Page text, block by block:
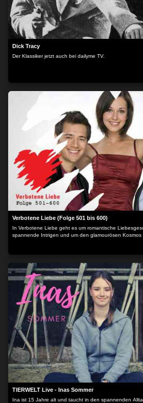
Dick Tracy
Der Klassiker jetzt auch bei dailyme TV.
Verbotene Liebe (Folge 501 bis 600)
In Verbotene Liebe geht es um romantische
spannende Intrigen und um den glamourösen Kosmos
TIERWELT Live - Inas Sommer
Ina ist 15 Jahre alt und taucht in den spannenden